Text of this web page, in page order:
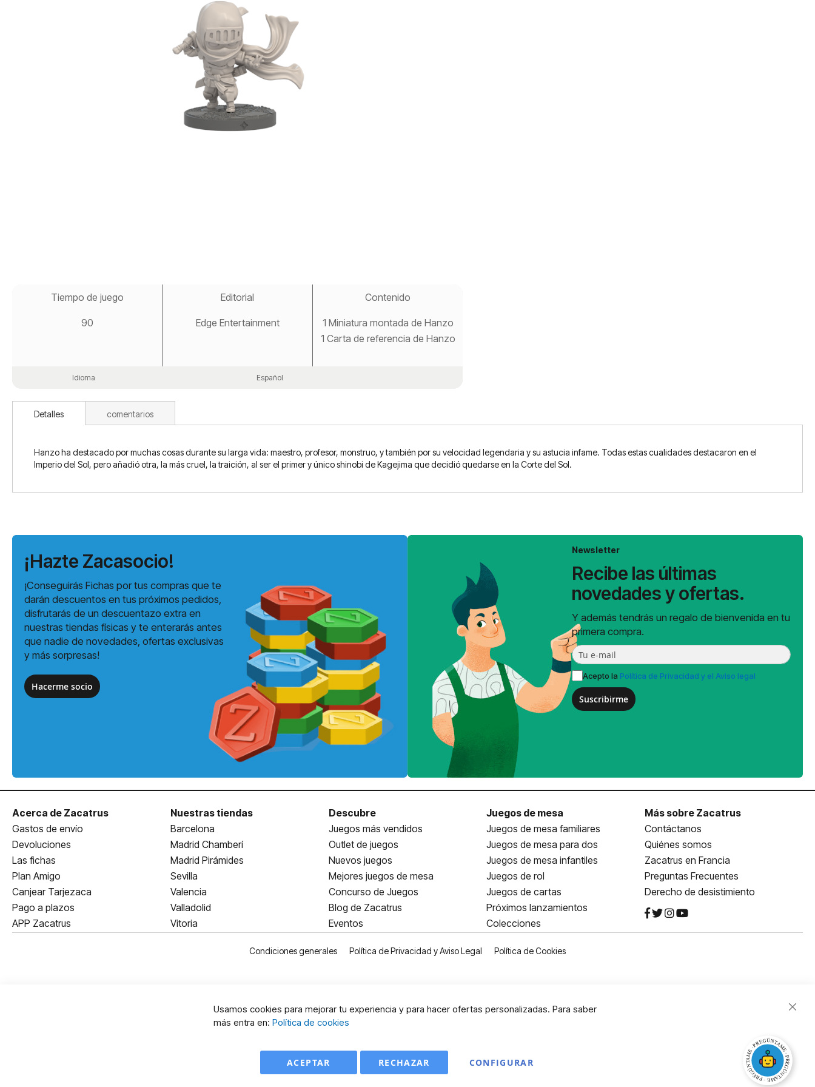
Tiempo de juego
90
Editorial
Edge Entertainment
Contenido
1 Miniatura montada de Hanzo
1 Carta de referencia de Hanzo
Idioma Español
Detalles
Hanzo ha destacado por muchas cosas durante su larga vida: maestro, profesor, monstruo, y también por su velocidad legendaria y su astucia infame. Todas estas cualidades destacaron en el
Imperio del Sol, pero añadió otra, la más cruel, la traición, al ser el primer y único shinobi de Kagejima que decidió quedarse en la Corte del Sol.
comentarios
¡Hazte Zacasocio!
¡Conseguirás Fichas por tus compras que te
darán descuentos en tus próximos pedidos,
disfrutarás de un descuentazo extra en
nuestras tiendas físicas y te enterarás antes
que nadie de novedades, ofertas exclusivas
y más sorpresas!
Hacerme socio
Newsletter
Recibe las últimas
novedades y ofertas.
Y además tendrás un regalo de bienvenida en tu
primera compra.
Acepto la Política de Privacidad y el Aviso legal
Suscribirme
Acerca de Zacatrus
Gastos de envío
Devoluciones
Las fichas
Plan Amigo
Canjear Tarjezaca
Pago a plazos
APP Zacatrus
Nuestras tiendas
Barcelona
Madrid Chamberí
Madrid Pirámides
Sevilla
Valencia
Valladolid
Vitoria
Descubre
Juegos más vendidos
Outlet de juegos
Nuevos juegos
Mejores juegos de mesa
Concurso de Juegos
Blog de Zacatrus
Eventos
Juegos de mesa
Juegos de mesa familiares
Juegos de mesa para dos
Juegos de mesa infantiles
Juegos de rol
Juegos de cartas
Próximos lanzamientos
Colecciones
Más sobre Zacatrus
Contáctanos
Quiénes somos
Zacatrus en Francia
Preguntas Frecuentes
Derecho de desistimiento
Condiciones generales Política de Privacidad y Aviso Legal Política de Cookies
Usamos cookies para mejorar tu experiencia y para hacer ofertas personalizadas. Para saber
más entra en: Política de cookies
ACEPTAR CONFIGURAR
RECHAZAR